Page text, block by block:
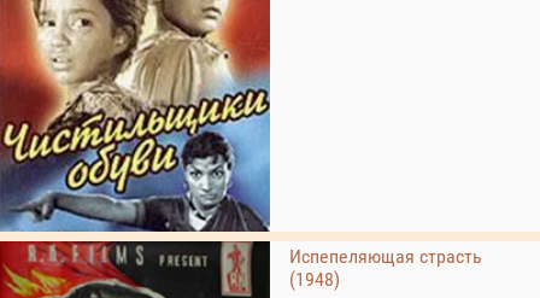
Испепеляющая страсть
(1948)